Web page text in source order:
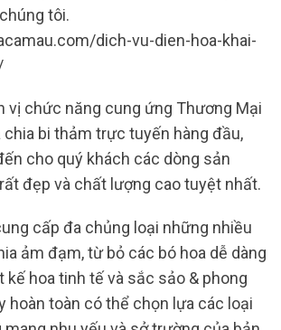
tôi.
dich-vu-dien-hoa-khai-
vị chức năng cung ứng Thương Mại
chia bi thảm trực tuyến hàng đầu,
cho quý khách các dòng sản
đẹp và chất lượng cao tuyệt nhất.
cấp đa chủng loại những nhiều
ảm đạm, từ bỏ các bó hoa dễ dàng
kế hoa tinh tế và sắc sảo & phong
hoàn toàn có thể chọn lựa các loại